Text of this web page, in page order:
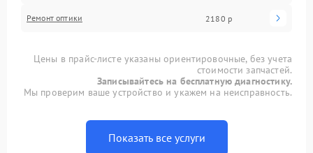
Ремонт оптики 2180 р
Цены в прайс-листе указаны ориентировочные, без учета
стоимости запчастей.
Записывайтесь на бесплатную диагностику.
Мы проверим ваше устройство и укажем на неисправность.
Показать все услуги